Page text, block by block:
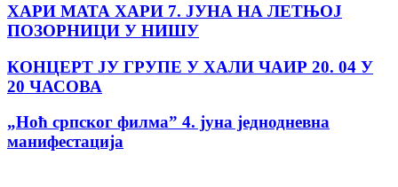
ХАРИ МАТА ХАРИ 7. ЈУНА НА ЛЕТЊОЈ
ПОЗОРНИЦИ У НИШУ
КОНЦЕРТ ЈУ ГРУПЕ У ХАЛИ ЧАИР 20. 04 У
20 ЧАСОВА
„Ноћ српског филма” 4. јуна jеднодневна
манифестација